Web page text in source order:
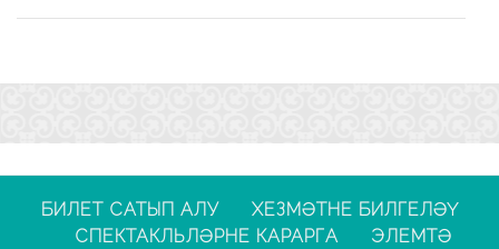
БИЛЕТ САТЫП АЛУ
ХЕЗМӘТНЕ БИЛГЕЛӘҮ
СПЕКТАКЛЬЛӘРНЕ КАРАРГА
ЭЛЕМТӘ